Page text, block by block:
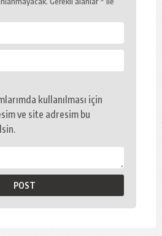
kullanılması için
ve site adresim bu